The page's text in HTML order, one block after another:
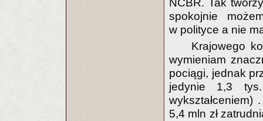
NCBR. Tak
spokojnie
w polityce a nie
Krajowego
wymieniam
pociągi, jednak
jedynie 1,3
wykształceniem)
5,4 mln zł